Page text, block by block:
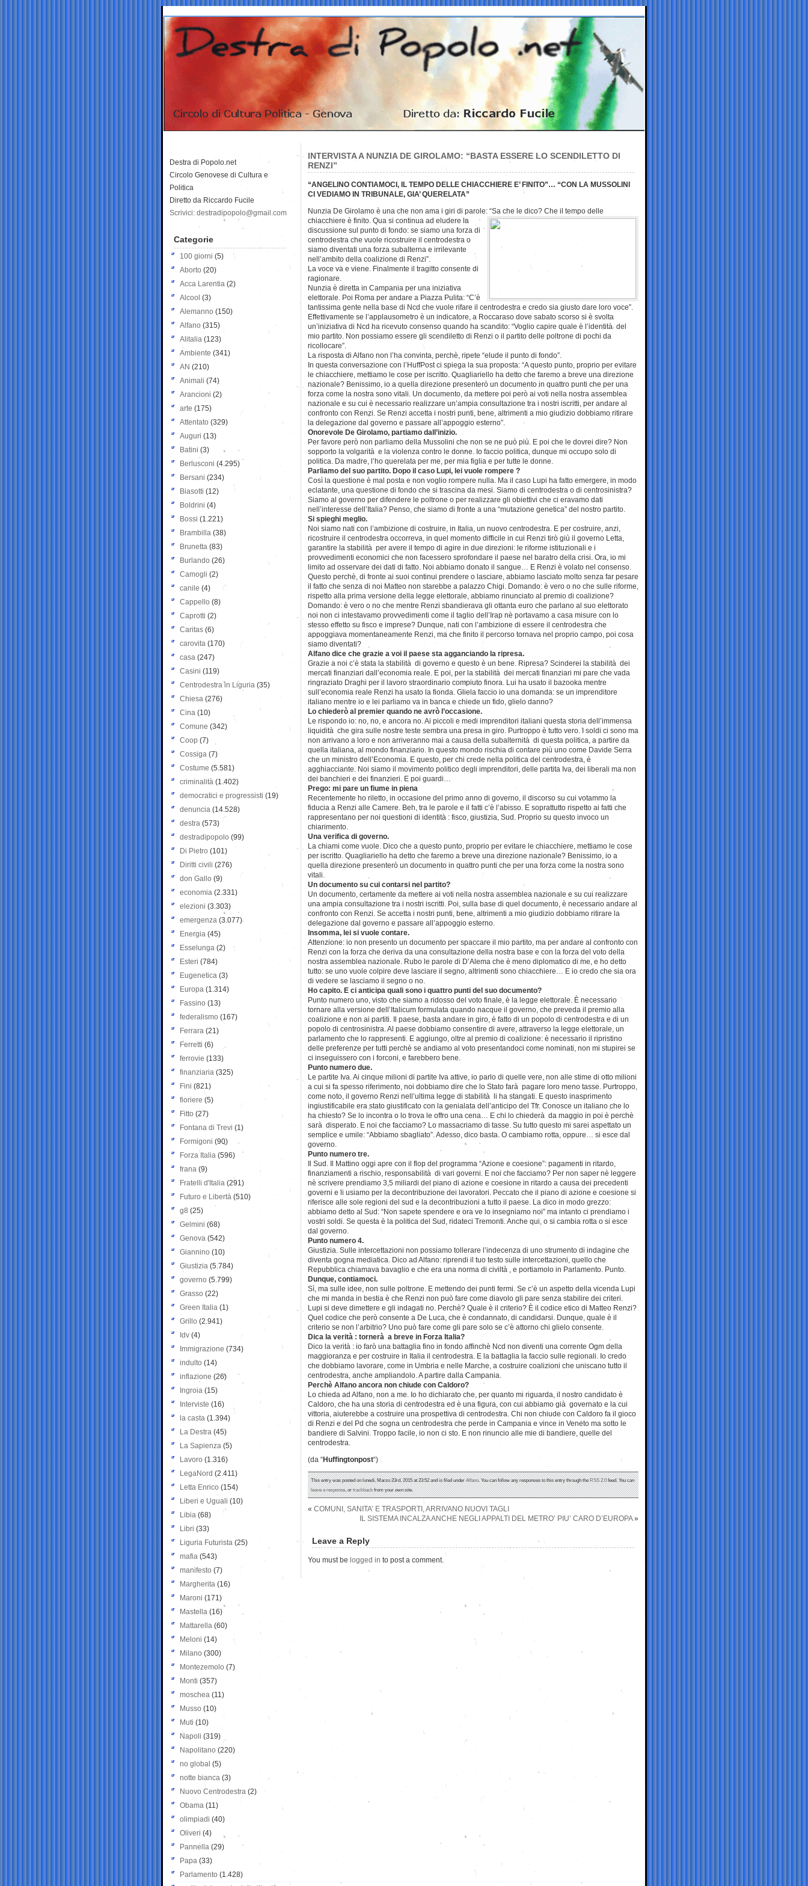
INTERVISTA A NUNZIA DE GIROLAMO: “BASTA ESSERE LO SCENDILETTO DI
RENZI”
“ANGELINO CONTIAMOCI, IL TEMPO DELLE CHIACCHIERE E’ FINITO”… “CON LA MUSSOLINI
CI VEDIAMO IN TRIBUNALE, GIA’ QUERELATA”
Nunzia De Girolamo è una che non ama i giri di parole: “Sa che le dico? Che il tempo delle
chiacchiere è finito. Qua si continua ad eludere la
discussione sul punto di fondo: se siamo una forza di
centrodestra che vuole ricostruire il centrodestra o
siamo diventati una forza subalterna e irrilevante
nell’ambito della coalizione di Renzi”.
La voce va e viene. Finalmente il tragitto consente di
ragionare.
Nunzia è diretta in Campania per una iniziativa
elettorale. Poi Roma per andare a Piazza Pulita: “C’è
tantissima gente nella base di Ncd che vuole rifare il centrodestra e credo sia giusto dare loro voce”.
Effettivamente se l’applausometro è un indicatore, a Roccaraso dove sabato scorso si è svolta
un’iniziativa di Ncd ha ricevuto consenso quando ha scandito: “Voglio capire quale è l’identità del
mio partito. Non possiamo essere gli scendiletto di Renzi o il partito delle poltrone di pochi da
ricollocare”.
La risposta di Alfano non l’ha convinta, perchè, ripete “elude il punto di fondo”.
In questa conversazione con l’HuffPost ci spiega la sua proposta: “A questo punto, proprio per evitare
le chiacchiere, mettiamo le cose per iscritto. Quagliariello ha detto che faremo a breve una direzione
nazionale? Benissimo, io a quella direzione presenterò un documento in quattro punti che per una
forza come la nostra sono vitali. Un documento, da mettere poi però ai voti nella nostra assemblea
nazionale e su cui è necessario realizzare un’ampia consultazione tra i nostri iscritti, per andare al
confronto con Renzi. Se Renzi accetta i nostri punti, bene, altrimenti a mio giudizio dobbiamo ritirare
la delegazione dal governo e passare all’appoggio esterno”.
Onorevole De Girolamo, partiamo dall’inizio.
Per favore però non parliamo della Mussolini che non se ne può più. E poi che le dovrei dire? Non
sopporto la volgarità e la violenza contro le donne. Io faccio politica, dunque mi occupo solo di
politica. Da madre, l’ho querelata per me, per mia figlia e per tutte le donne.
Parliamo del suo partito. Dopo il caso Lupi, lei vuole rompere ?
Così la questione è mal posta e non voglio rompere nulla. Ma il caso Lupi ha fatto emergere, in modo
eclatante, una questione di fondo che si trascina da mesi. Siamo di centrodestra o di centrosinistra?
Siamo al governo per difendere le poltrone o per realizzare gli obiettivi che ci eravamo dati
nell’interesse dell’Italia? Penso, che siamo di fronte a una “mutazione genetica” del nostro partito.
Si spieghi meglio.
Noi siamo nati con l’ambizione di costruire, in Italia, un nuovo centrodestra. E per costruire, anzi,
ricostruire il centrodestra occorreva, in quel momento difficile in cui Renzi tirò giù il governo Letta,
garantire la stabilità per avere il tempo di agire in due direzioni: le riforme istituzionali e i
provvedimenti economici che non facessero sprofondare il paese nel baratro della crisi. Ora, io mi
limito ad osservare dei dati di fatto. Noi abbiamo donato il sangue… E Renzi è volato nel consenso.
Questo perchè, di fronte ai suoi continui prendere o lasciare, abbiamo lasciato molto senza far pesare
il fatto che senza di noi Matteo non starebbe a palazzo Chigi. Domando: è vero o no che sulle riforme,
rispetto alla prima versione della legge elettorale, abbiamo rinunciato al premio di coalizione?
Domando: è vero o no che mentre Renzi sbandierava gli ottanta euro che parlano al suo elettorato
noi non ci intestavamo provvedimenti come il taglio dell’Irap nè portavamo a casa misure con lo
stesso effetto su fisco e imprese? Dunque, nati con l’ambizione di essere il centrodestra che
appoggiava momentaneamente Renzi, ma che finito il percorso tornava nel proprio campo, poi cosa
siamo diventati?
Alfano dice che grazie a voi il paese sta agganciando la ripresa.
Grazie a noi c’è stata la stabilità di governo e questo è un bene. Ripresa? Scinderei la stabilità dei
mercati finanziari dall’economia reale. E poi, per la stabilità dei mercati finanziari mi pare che vada
ringraziato Draghi per il lavoro straordinario compiuto finora. Lui ha usato il bazooka mentre
sull’economia reale Renzi ha usato la fionda. Gliela faccio io una domanda: se un imprenditore
italiano mentre io e lei parliamo va in banca e chiede un fido, glielo danno?
Lo chiederò al premier quando ne avrò l’occasione.
Le rispondo io: no, no, e ancora no. Ai piccoli e medi imprenditori italiani questa storia dell’immensa
liquidità che gira sulle nostre teste sembra una presa in giro. Purtroppo è tutto vero. I soldi ci sono ma
non arrivano a loro e non arriveranno mai a causa della subalternità di questa politica, a partire da
quella italiana, al mondo finanziario. In questo mondo rischia di contare più uno come Davide Serra
che un ministro dell’Economia. E questo, per chi crede nella politica del centrodestra, è
agghiacciante. Noi siamo il movimento politico degli imprenditori, delle partita Iva, dei liberali ma non
dei banchieri e dei finanzieri. E poi guardi…
Prego: mi pare un fiume in piena
Recentemente ho riletto, in occasione del primo anno di governo, il discorso su cui votammo la
fiducia a Renzi alle Camere. Beh, tra le parole e il fatti c’è l’abisso. E soprattutto rispetto ai fatti che
rappresentano per noi questioni di identità : fisco, giustizia, Sud. Proprio su questo invoco un
chiarimento.
Una verifica di governo.
La chiami come vuole. Dico che a questo punto, proprio per evitare le chiacchiere, mettiamo le cose
per iscritto. Quagliariello ha detto che faremo a breve una direzione nazionale? Benissimo, io a
quella direzione presenterò un documento in quattro punti che per una forza come la nostra sono
vitali.
Un documento su cui contarsi nel partito?
Un documento, certamente da mettere ai voti nella nostra assemblea nazionale e su cui realizzare
una ampia consultazione tra i nostri iscritti. Poi, sulla base di quel documento, è necessario andare al
confronto con Renzi. Se accetta i nostri punti, bene, altrimenti a mio giudizio dobbiamo ritirare la
delegazione dal governo e passare all’appoggio esterno.
Insomma, lei si vuole contare.
Attenzione: io non presento un documento per spaccare il mio partito, ma per andare al confronto con
Renzi con la forza che deriva da una consultazione della nostra base e con la forza del voto della
nostra assemblea nazionale. Rubo le parole di D’Alema che è meno diplomatico di me, e ho detto
tutto: se uno vuole colpire deve lasciare il segno, altrimenti sono chiacchiere… E io credo che sia ora
di vedere se lasciamo il segno o no.
Ho capito. E ci anticipa quali sono i quattro punti del suo documento?
Punto numero uno, visto che siamo a ridosso del voto finale, è la legge elettorale. È necessario
tornare alla versione dell’Italicum formulata quando nacque il governo, che preveda il premio alla
coalizione e non ai partiti. Il paese, basta andare in giro, è fatto di un popolo di centrodestra e di un
popolo di centrosinistra. Al paese dobbiamo consentire di avere, attraverso la legge elettorale, un
parlamento che lo rappresenti. E aggiungo, oltre al premio di coalizione: è necessario il ripristino
delle preferenze per tutti perchè se andiamo al voto presentandoci come nominati, non mi stupirei se
ci inseguissero con i forconi, e farebbero bene.
Punto numero due.
Le partite Iva. Ai cinque milioni di partite Iva attive, io parlo di quelle vere, non alle stime di otto milioni
a cui si fa spesso riferimento, noi dobbiamo dire che lo Stato farà pagare loro meno tasse. Purtroppo,
come noto, il governo Renzi nell’ultima legge di stabilità li ha stangati. E questo inasprimento
ingiustificabile era stato giustificato con la genialata dell’anticipo del Tfr. Conosce un italiano che lo
ha chiesto? Se lo incontra o lo trova le offro una cena… E chi lo chiederà da maggio in poi è perchè
sarà disperato. E noi che facciamo? Lo massacriamo di tasse. Su tutto questo mi sarei aspettato un
semplice e umile: “Abbiamo sbagliato”. Adesso, dico basta. O cambiamo rotta, oppure… si esce dal
governo.
Punto numero tre.
Il Sud. Il Mattino oggi apre con il flop del programma “Azione e coesione”: pagamenti in ritardo,
finanziamenti a rischio, responsabilità di vari governi. E noi che facciamo? Per non saper nè leggere
nè scrivere prendiamo 3,5 miliardi del piano di azione e coesione in ritardo a causa dei precedenti
governi e li usiamo per la decontribuzione dei lavoratori. Peccato che il piano di azione e coesione si
riferisce alle sole regioni del sud e la decontribuzioni a tutto il paese. La dico in modo grezzo:
abbiamo detto al Sud: “Non sapete spendere e ora ve lo insegniamo noi” ma intanto ci prendiamo i
vostri soldi. Se questa è la politica del Sud, ridateci Tremonti. Anche qui, o si cambia rotta o si esce
dal governo.
Punto numero 4.
Giustizia. Sulle intercettazioni non possiamo tollerare l’indecenza di uno strumento di indagine che
diventa gogna mediatica. Dico ad Alfano: riprendi il tuo testo sulle intercettazioni, quello che
Repubblica chiamava bavaglio e che era una norma di civiltà , e portiamolo in Parlamento. Punto.
Dunque, contiamoci.
Sì, ma sulle idee, non sulle poltrone. E mettendo dei punti fermi. Se c’è un aspetto della vicenda Lupi
che mi manda in bestia è che Renzi non può fare come diavolo gli pare senza stabilire dei criteri.
Lupi si deve dimettere e gli indagati no. Perchè? Quale è il criterio? È il codice etico di Matteo Renzi?
Quel codice che però consente a De Luca, che è condannato, di candidarsi. Dunque, quale è il
criterio se non l’arbitrio? Uno può fare come gli pare solo se c’è attorno chi glielo consente.
Dica la verità : tornerà a breve in Forza Italia?
Dico la verità : io farò una battaglia fino in fondo affinchè Ncd non diventi una corrente Ogm della
maggioranza e per costruire in Italia il centrodestra. E la battaglia la faccio sulle regionali. Io credo
che dobbiamo lavorare, come in Umbria e nelle Marche, a costruire coalizioni che uniscano tutto il
centrodestra, anche ampliandolo. A partire dalla Campania.
Perchè Alfano ancora non chiude con Caldoro?
Lo chieda ad Alfano, non a me. Io ho dichiarato che, per quanto mi riguarda, il nostro candidato è
Caldoro, che ha una storia di centrodestra ed è una figura, con cui abbiamo già governato e la cui
vittoria, aiuterebbe a costruire una prospettiva di centrodestra. Chi non chiude con Caldoro fa il gioco
di Renzi e del Pd che sogna un centrodestra che perde in Campania e vince in Veneto ma sotto le
bandiere di Salvini. Troppo facile, io non ci sto. E non rinuncio alle mie di bandiere, quelle del
centrodestra.
(da “Huffingtonpost“)
This entry was posted on lunedì, Marzo 23rd, 2015 at 23:52 and is filed underAlfano. You can follow any responses to this entry through theRSS 2.0feed. You can
leave a response, ortrackbackfrom your own site.
« COMUNI, SANITA’ E TRASPORTI, ARRIVANO NUOVI TAGLI
IL SISTEMA INCALZA ANCHE NEGLI APPALTI DEL METRO’ PIU’ CARO D’EUROPA»
Leave a Reply
You must be logged in to post a comment.
Destra di Popolo.net
Circolo Genovese di Cultura e
Politica
Diretto da Riccardo Fucile
Scrivici: destradipopolo@gmail.com
Categorie
100 giorni (5)
Aborto (20)
Acca Larentia (2)
Alcool (3)
Alemanno (150)
Alfano (315)
Alitalia (123)
Ambiente (341)
AN (210)
Animali (74)
Arancioni (2)
arte (175)
Attentato (329)
Auguri (13)
Batini (3)
Berlusconi (4.295)
Bersani (234)
Biasotti (12)
Boldrini (4)
Bossi (1.221)
Brambilla (38)
Brunetta (83)
Burlando (26)
Camogli (2)
canile (4)
Cappello (8)
Caprotti (2)
Caritas (6)
carovita (170)
casa (247)
Casini (119)
Centrodestra in Liguria (35)
Chiesa (276)
Cina (10)
Comune (342)
Coop (7)
Cossiga (7)
Costume (5.581)
criminalità (1.402)
democratici e progressisti (19)
denuncia (14.528)
destra (573)
destradipopolo (99)
Di Pietro (101)
Diritti civili (276)
don Gallo (9)
economia (2.331)
elezioni (3.303)
emergenza (3.077)
Energia (45)
Esselunga (2)
Esteri (784)
Eugenetica (3)
Europa (1.314)
Fassino (13)
federalismo (167)
Ferrara (21)
Ferretti (6)
ferrovie (133)
finanziaria (325)
Fini (821)
fioriere (5)
Fitto (27)
Fontana di Trevi (1)
Formigoni (90)
Forza Italia (596)
frana (9)
Fratelli d'Italia (291)
Futuro e Libertà (510)
g8 (25)
Gelmini (68)
Genova (542)
Giannino (10)
Giustizia (5.784)
governo (5.799)
Grasso (22)
Green Italia (1)
Grillo (2.941)
Idv (4)
Immigrazione (734)
indulto (14)
inflazione (26)
Ingroia (15)
Interviste (16)
la casta (1.394)
La Destra (45)
La Sapienza (5)
Lavoro (1.316)
LegaNord (2.411)
Letta Enrico (154)
Liberi e Uguali (10)
Libia (68)
Libri (33)
Liguria Futurista (25)
mafia (543)
manifesto (7)
Margherita (16)
Maroni (171)
Mastella (16)
Mattarella (60)
Meloni (14)
Milano (300)
Montezemolo (7)
Monti (357)
moschea (11)
Musso (10)
Muti (10)
Napoli (319)
Napolitano (220)
no global (5)
notte bianca (3)
Nuovo Centrodestra (2)
Obama (11)
olimpiadi (40)
Oliveri (4)
Pannella (29)
Papa (33)
Parlamento (1.428)